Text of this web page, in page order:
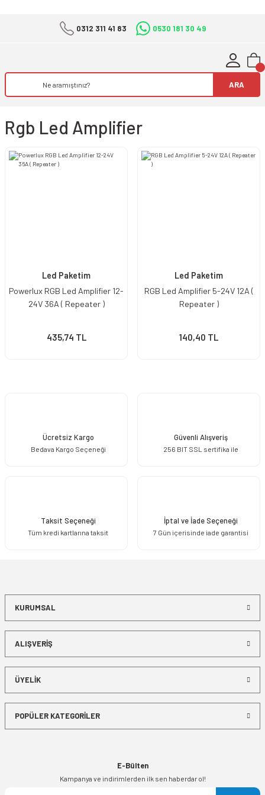
0312 311 41 83 0530 181 30 49
ARA
Rgb Led Amplifier
Led Paketim
Powerlux RGB Led Amplifier 12-
24V 36A ( Repeater )
435,74 TL
Led Paketim
RGB Led Amplifier 5-24V 12A (
Repeater )
140,40 TL
Ücretsiz Kargo
Bedava Kargo Seçeneği
Güvenli Alışveriş
256 BIT SSL sertifika ile
Taksit Seçeneği
Tüm kredi kartlarına taksit
İptal ve İade Seçeneği
7 Gün içerisinde iade garantisi
KURUMSAL
ALIŞVERİŞ
ÜYELİK
POPÜLER KATEGORİLER
E-Bülten
Kampanya ve indirimlerden ilk sen haberdar ol!